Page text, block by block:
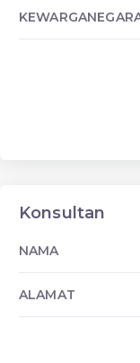
Konsultan
NAMA
ALAMAT